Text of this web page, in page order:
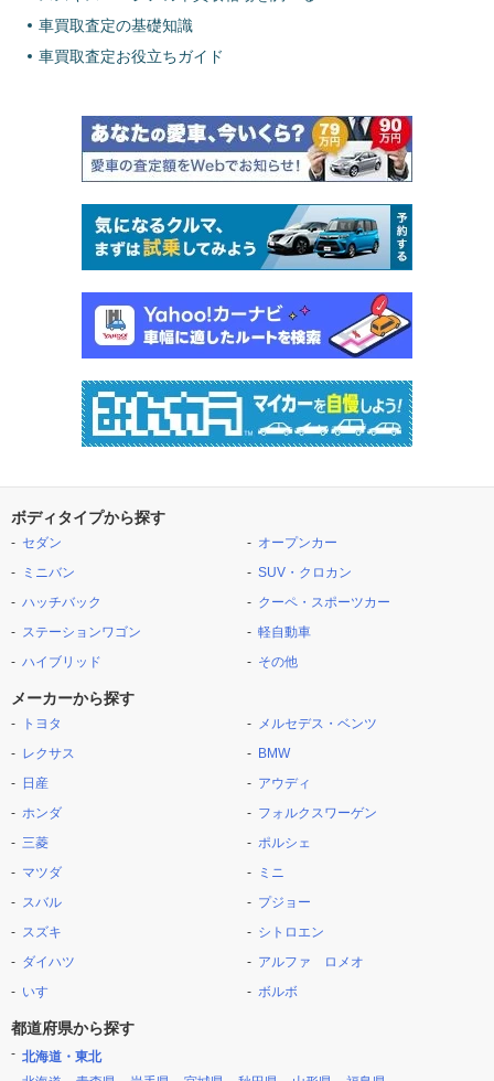
車買取査定の基礎知識
車買取査定お役立ちガイド
ボディタイプから探す
セダン
ミニバン
ハッチバック
ステーションワゴン
ハイブリッド
オープンカー
SUV・クロカン
クーペ・スポーツカー
軽自動車
その他
メーカーから探す
トヨタ
レクサス
日産
ホンダ
三菱
マツダ
スバル
スズキ
ダイハツ
いすゞ
メルセデス・ベンツ
BMW
アウディ
フォルクスワーゲン
ポルシェ
ミニ
プジョー
シトロエン
アルファ ロメオ
ボルボ
都道府県から探す
北海道・東北